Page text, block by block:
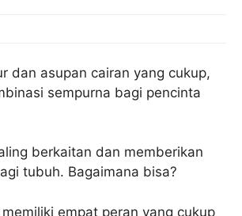
dan asupan cairan yang cukup,
sempurna bagi pencinta
berkaitan dan memberikan
tubuh. Bagaimana bisa?
empat peran yang cukup